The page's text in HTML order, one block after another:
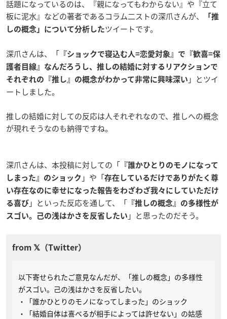
話題になっているのは、『親になってもわからない』や『立て
板に泥水』などの著者であるコラム二ストの深爪さんが、
「推
しの概念」について分析したツイートです。
深爪さんは、「 『ショックで寝込む人=恋愛対象』で『歓喜=保
護者目線』なんだろうし、推しの結婚に対するリアクションで
それぞれの『推し』の概念がわかって非常に興味深い 」とツイ
ートしました。
推しの結婚に対しての反応は人それぞれなので、推しへの概念
が現れそうなのも納得ですね。
深爪さんは、本投稿に対しての「 『誰かひとりのモノになって
しまった』のショック 」や「存在しているだけでありがたく尊
い存在なのに幸せになった報告をわざわざ我々にしていただけ
る喜び 」といった反応を通して、「 『推しの概念』の多様性が
スゴい。己の浅はかさを反省したい 」と思ったのだそう。
以下寄せられたご意見なんだが、「推しの概念」の多様性
がスゴい。己の浅はかさを反省したい。
・「誰かひとりのモノになってしまった」のショック
・「結婚自体は喜べるが相手によっては許せない」の姑感